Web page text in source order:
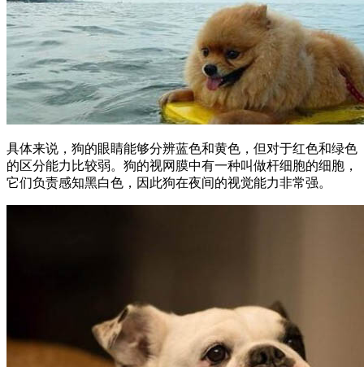
具体来说，狗的眼睛能够分辨蓝色和黄色，但对于红色和绿色
的区分能力比较弱。狗的视网膜中有一种叫做杆细胞的细胞，
它们负责感知黑白色，因此狗在夜间的视觉能力非常强。